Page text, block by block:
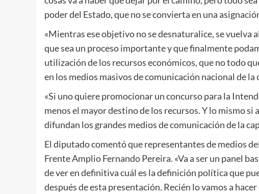
poder del Estado, que no se convierta en una
«Mientras ese objetivo no se desnaturalice, se vuelva
que sea un proceso importante y que finalmente
utilización de los recursos económicos, que no todo
en los medios masivos de comunicación nacional de la
«Si uno quiere promocionar un concurso para la
menos el mayor destino de los recursos. Y lo mismo
difundan los grandes medios de comunicación de la
El diputado comentó que representantes de medios
Frente Amplio Fernando Pereira. «Va a ser un panel
de ver en definitiva cuál es la definición política que
después de esta presentación. Recién lo vamos a